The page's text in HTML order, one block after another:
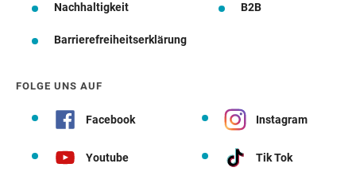
Nachhaltigkeit B2B
Barrierefreiheitserklärung
FOLGE UNS AUF
Facebook Instagram
Youtube Tik Tok